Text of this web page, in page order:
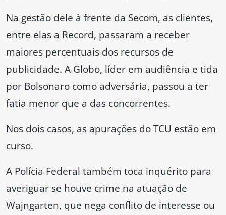
Na gestão dele à frente da Secom, as clientes,
entre elas a Record, passaram a receber
maiores percentuais dos recursos de
publicidade. A Globo, líder em audiência e tida
por Bolsonaro como adversária, passou a ter
fatia menor que a das concorrentes.
Nos dois casos, as apurações do TCU estão em
curso.
A Polícia Federal também toca inquérito para
averiguar se houve crime na atuação de
Wajngarten, que nega conflito de interesse ou